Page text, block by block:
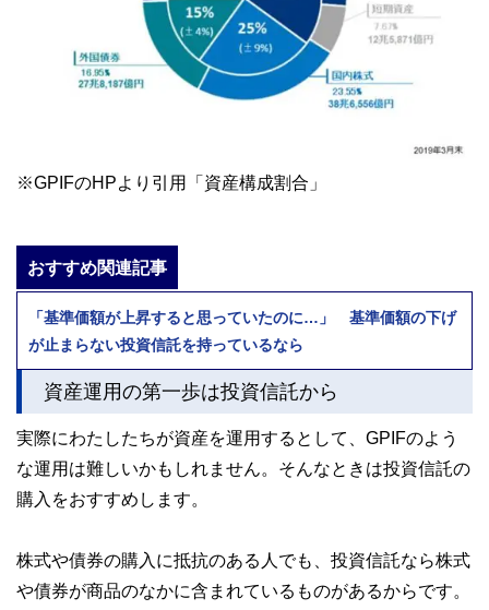
※GPIFのHPより引用「資産構成割合」
おすすめ関連記事
「基準価額が上昇すると思っていたのに…」 基準価額の下げ
が止まらない投資信託を持っているなら
資産運用の第一歩は投資信託から
実際にわたしたちが資産を運用するとして、GPIFのよう
な運用は難しいかもしれません。そんなときは投資信託の
購入をおすすめします。
株式や債券の購入に抵抗のある人でも、投資信託なら株式
や債券が商品のなかに含まれているものがあるからです。